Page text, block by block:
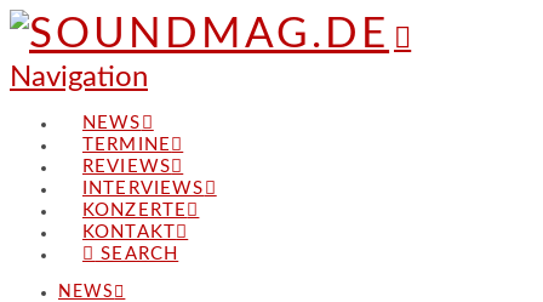
Navigation
NEWS
TERMINE
REVIEWS
INTERVIEWS
KONZERTE
KONTAKT
SEARCH
NEWS